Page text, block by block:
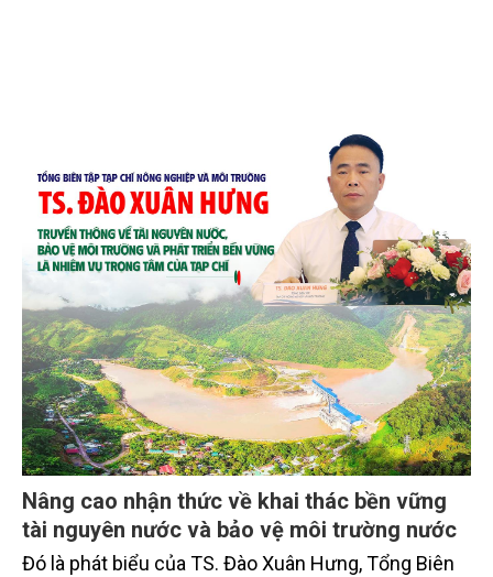
Nâng cao nhận thức về khai thác bền vững
tài nguyên nước và bảo vệ môi trường nước
Đó là phát biểu của TS. Đào Xuân Hưng, Tổng Biên